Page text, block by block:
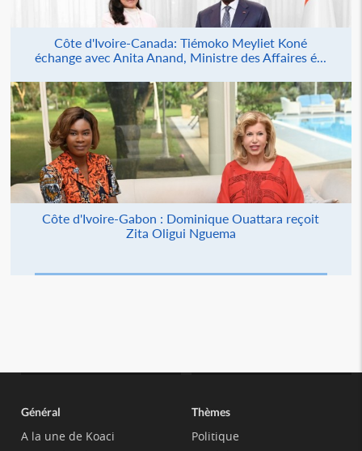
Côte d'Ivoire-Canada: Tiémoko Meyliet Koné
échange avec Anita Anand, Ministre des Affaires é...
Côte d'Ivoire-Gabon : Dominique Ouattara reçoit
Zita Oligui Nguema
Général
A la une de Koaci
Thèmes
Politique